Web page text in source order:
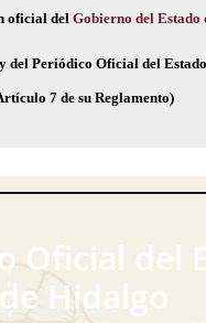
oficial del Gobierno del Estado
del Periódico Oficial del
7 de su Reglamento)
Oficial del
de Hidalgo